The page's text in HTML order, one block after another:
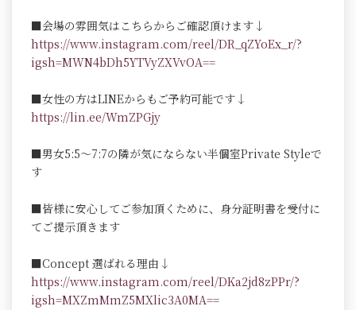
■会場の雰囲気はこちらからご確認頂けます↓
https://www.instagram.com/reel/DR_qZYoEx_r/?
igsh=MWN4bDh5YTVyZXVvOA==
■女性の方はLINEからもご予約可能です↓
https://lin.ee/WmZPGjy
■男女5:5～7:7の隣が気にならない半個室Private Styleで
す
■皆様に安心してご参加頂くために、身分証明書を受付に
てご提示頂きます
■Concept 選ばれる理由↓
https://www.instagram.com/reel/DKa2jd8zPPr/?
igsh=MXZmMmZ5MXlic3A0MA==